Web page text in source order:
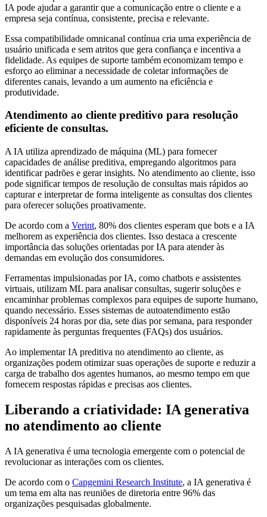
IA pode ajudar a garantir que a comunicação entre o cliente e a
empresa seja contínua, consistente, precisa e relevante.
Essa compatibilidade omnicanal contínua cria uma experiência de
usuário unificada e sem atritos que gera confiança e incentiva a
fidelidade. As equipes de suporte também economizam tempo e
esforço ao eliminar a necessidade de coletar informações de
diferentes canais, levando a um aumento na eficiência e
produtividade.
Atendimento ao cliente preditivo para resolução
eficiente de consultas.
A IA utiliza aprendizado de máquina (ML) para fornecer
capacidades de análise preditiva, empregando algoritmos para
identificar padrões e gerar insights. No atendimento ao cliente, isso
pode significar tempos de resolução de consultas mais rápidos ao
capturar e interpretar de forma inteligente as consultas dos clientes
para oferecer soluções proativamente.
De acordo com a Verint, 80% dos clientes esperam que bots e a IA
melhorem as experiência dos clientes. Isso destaca a crescente
importância das soluções orientadas por IA para atender às
demandas em evolução dos consumidores.
Ferramentas impulsionadas por IA, como chatbots e assistentes
virtuais, utilizam ML para analisar consultas, sugerir soluções e
encaminhar problemas complexos para equipes de suporte humano,
quando necessário. Esses sistemas de autoatendimento estão
disponíveis 24 horas por dia, sete dias por semana, para responder
rapidamente às perguntas frequentes (FAQs) dos usuários.
Ao implementar IA preditiva no atendimento ao cliente, as
organizações podem otimizar suas operações de suporte e reduzir a
carga de trabalho dos agentes humanos, ao mesmo tempo em que
fornecem respostas rápidas e precisas aos clientes.
Liberando a criatividade: IA generativa
no atendimento ao cliente
A IA generativa é uma tecnologia emergente com o potencial de
revolucionar as interações com os clientes.
De acordo com o Capgemini Research Institute, a IA generativa é
um tema em alta nas reuniões de diretoria entre 96% das
organizações pesquisadas globalmente.